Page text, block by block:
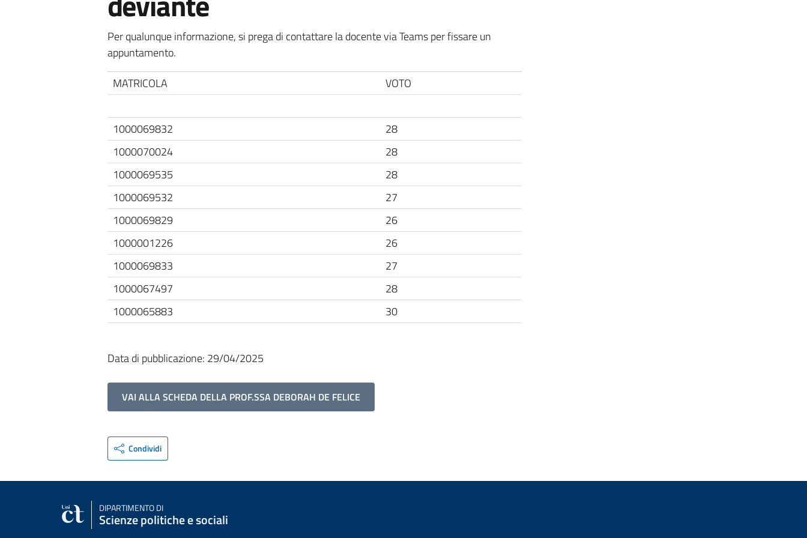
Per qualunque informazione, si prega di contattare la docente via Teams per fissare un
appuntamento.
MATRICOLA
VOTO
1000069832
28
1000070024
28
1000069535
28
1000069532
27
1000069829
26
1000001226
26
1000069833
27
1000067497
28
1000065883
30
Data di pubblicazione: 29/04/2025
VAI ALLA SCHEDA DELLA PROF.SSA DEBORAH DE FELICE
Condividi
DIPARTIMENTO DI
Scienze politiche e sociali